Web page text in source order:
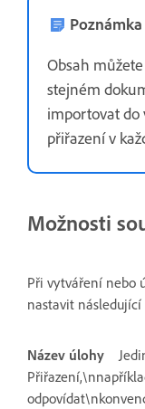
Poznámka
Obsah
stejném
importovat
přiřazení v
Možnosti
Při vytváření nebo
nastavit následující
Název úlohy